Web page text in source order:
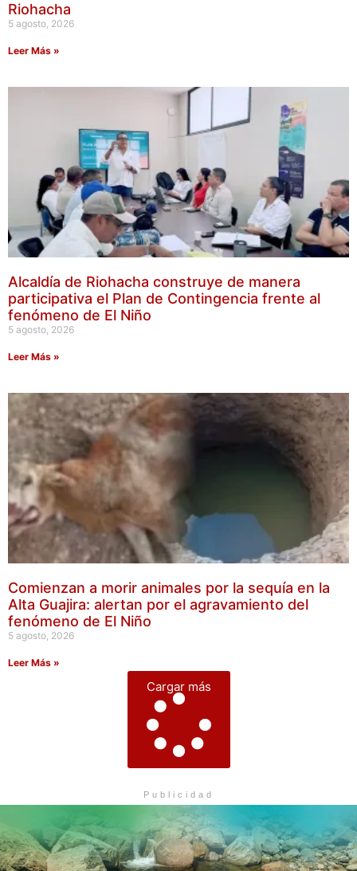
Riohacha
5 agosto, 2026
Leer Más »
Alcaldía de Riohacha construye de manera
participativa el Plan de Contingencia frente al
fenómeno de El Niño
5 agosto, 2026
Leer Más »
Comienzan a morir animales por la sequía en la
Alta Guajira: alertan por el agravamiento del
fenómeno de El Niño
5 agosto, 2026
Leer Más »
Cargar más
Publicidad